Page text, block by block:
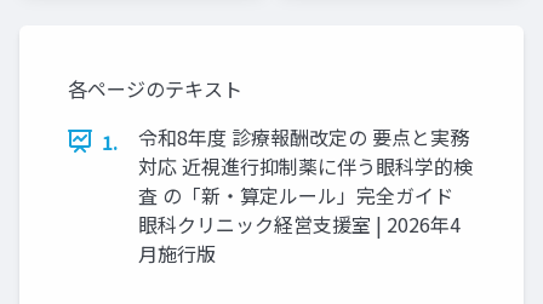
各ページのテキスト
1.
令和8年度 診療報酬改定の 要点と実務
対応 近視進行抑制薬に伴う眼科学的検
査 の「新・算定ルール」完全ガイド
眼科クリニック経営支援室 | 2026年4
月施行版